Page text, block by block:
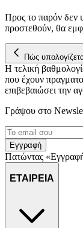
Προς το παρόν δεν
προστεθούν, θα
Πώς
Η τελική
που έχουν
επιβεβαιώσει την
Γράψου στο
Εγγραφή
Πατώντας
ΕΤΑΙΡΕΙΑ